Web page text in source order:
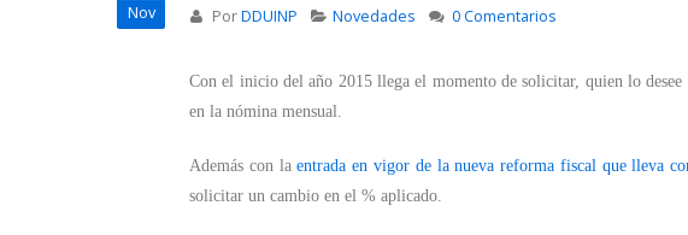
Nov PorDDUINP Novedades 0 Comentarios
Con el inicio del año 2015 llega el momento de solicitar, quien lo
en la nómina mensual.
Además con laentrada en vigor de la nueva reforma fiscal que lleva
solicitar un cambio en el % aplicado.